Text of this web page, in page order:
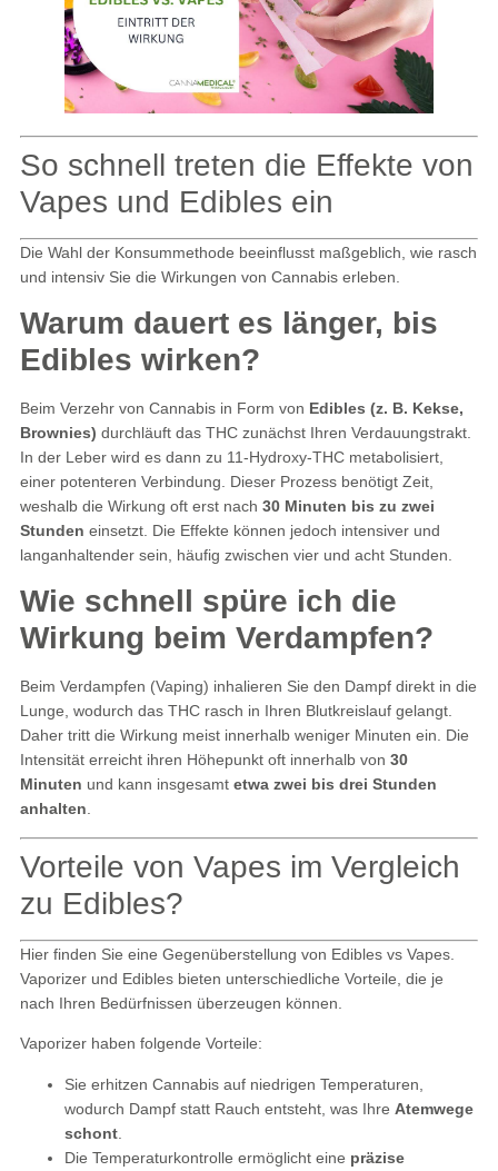
So schnell treten die Effekte von
Vapes und Edibles ein
Die Wahl der Konsummethode beeinflusst maßgeblich, wie rasch
und intensiv Sie die Wirkungen von Cannabis erleben.
Warum dauert es länger, bis
Edibles wirken?
Beim Verzehr von Cannabis in Form von Edibles (z. B. Kekse,
Brownies) durchläuft das THC zunächst Ihren Verdauungstrakt.
In der Leber wird es dann zu 11-Hydroxy-THC metabolisiert,
einer potenteren Verbindung. Dieser Prozess benötigt Zeit,
weshalb die Wirkung oft erst nach 30 Minuten bis zu zwei
Stunden einsetzt. Die Effekte können jedoch intensiver und
langanhaltender sein, häufig zwischen vier und acht Stunden.
Wie schnell spüre ich die
Wirkung beim Verdampfen?
Beim Verdampfen (Vaping) inhalieren Sie den Dampf direkt in die
Lunge, wodurch das THC rasch in Ihren Blutkreislauf gelangt.
Daher tritt die Wirkung meist innerhalb weniger Minuten ein. Die
Intensität erreicht ihren Höhepunkt oft innerhalb von 30
Minuten und kann insgesamt etwa zwei bis drei Stunden
anhalten.
Vorteile von Vapes im Vergleich
zu Edibles?
Hier finden Sie eine Gegenüberstellung von Edibles vs Vapes.
Vaporizer und Edibles bieten unterschiedliche Vorteile, die je
nach Ihren Bedürfnissen überzeugen können.
Vaporizer haben folgende Vorteile:
Sie erhitzen Cannabis auf niedrigen Temperaturen,
wodurch Dampf statt Rauch entsteht, was Ihre Atemwege
schont.
Die Temperaturkontrolle ermöglicht eine präzise